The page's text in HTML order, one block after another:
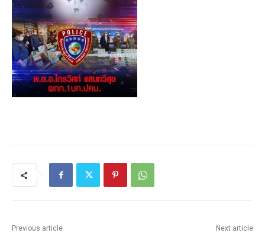
Previous article Next article